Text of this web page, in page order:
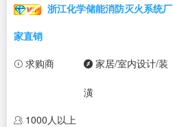
浙江化学储能消防灭火系统厂
家直销
求购商 家居/室内设计/装
潢
1000人以上